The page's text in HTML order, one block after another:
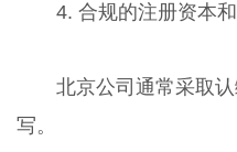
4. 合规的注册资本
北京公司通常采取
写。